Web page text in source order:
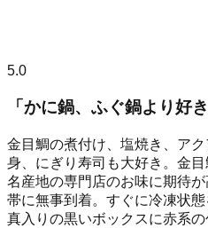
5.0
「かに鍋、ふぐ鍋より好
金目鯛の煮付け、塩焼き、ア
身、にぎり寿司も大好き。金
名産地の専門店のお味に期待
帯に無事到着。すぐに冷凍状
真入りの黒いボックスに赤系